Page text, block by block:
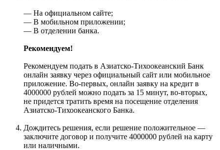
— На официальном сайте;
— В мобильном приложении;
— В отделении банка.
Рекомендуем!
Рекомендуем подать в Азиатско-Тихоокеанский Банк
онлайн заявку через официальный сайт или мобильное
приложение. Во-первых, онлайн заявку на кредит в
4000000 рублей можно подать за 15 минут, во-вторых,
не придется тратить время на посещение отделения
Азиатско-Тихоокеанского Банка.
Дождитесь решения, если решение положительное —
заключите договор и получите 4000000 рублей на карту
или наличными.